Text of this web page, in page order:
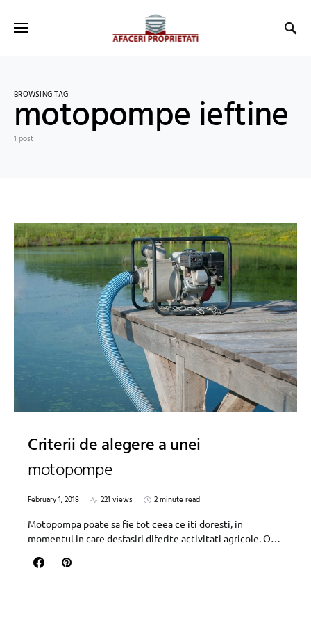
BROWSING TAG
motopompe ieftine
1 post
Criterii de alegere a unei
motopompe
February 1, 2018 221 views
2 minute read
Motopompa poate sa fie tot ceea ce iti doresti, in
momentul in care desfasiri diferite activitati agricole. O…